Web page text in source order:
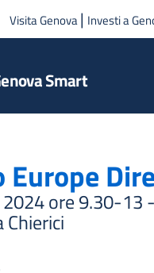
Salta al contenuto
Visita Genova| Investi a
Smart
Europe
ore 9.30-13
Chierici